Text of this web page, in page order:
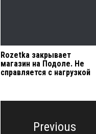
Rozetka закрывает
магазин на Подоле. Не
справляется с нагрузкой
Навигация
Previous